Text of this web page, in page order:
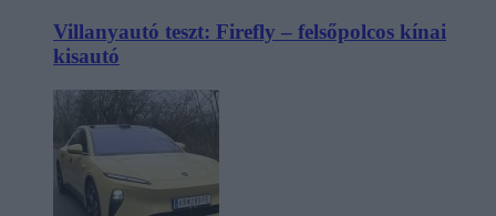
Villanyautó teszt: Firefly – felsőpolcos kínai
kisautó